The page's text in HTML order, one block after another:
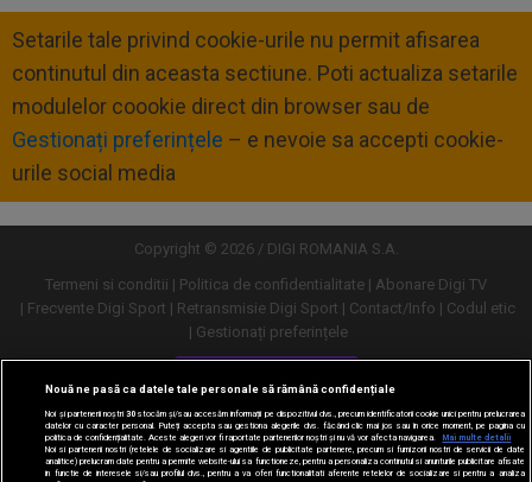
Setarile tale privind cookie-urile nu permit afisarea
continutul din aceasta sectiune. Poti actualiza setarile
modulelor coookie direct din browser sau de
Gestionați preferințele – e nevoie sa accepti cookie-
urile social media
Copyright © 2026 / DIGI ROMANIA S.A.
Termeni si conditii
Politica de confidentialitate
Abonare Digi TV
Frecvente Digi Sport
Retransmisie Digi Sport Contact/Info
Codul etic
Gestionați preferințele
Versiune desktop
Nouă ne pasă ca datele tale personale să rămână confidențiale
Noi și partenerii noștri30stocăm și/sau accesăm informații pe dispozitivul dvs., precum identificatorii cookie unici pentru prelucrarea
datelor cu caracter personal. Puteți accepta sau gestiona alegerile dvs. făcând clic mai jos sau în orice moment, pe pagina cu
politica de confidențialitate. Aceste alegeri vor fi raportate partenerilor noștri și nu vă vor afecta navigarea.
Mai multe detalii
Noi si partenerii nostri (retelele de socializare si agentiile de publicitate partenere, precum si furnizorii nostri de servicii de date
analitice) prelucram date pentru a permite website-ului sa functioneze, pentru a personaliza continutul si anunturile publicitare afisate
in functie de interesele si/sau profilul dvs., pentru a va oferi functionalitati aferente retelelor de socializare si pentru a analiza